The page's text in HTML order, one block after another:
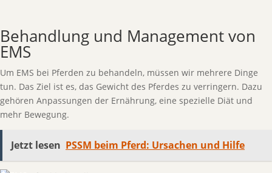
Behandlung und Management von
EMS
Um EMS bei Pferden zu behandeln, müssen wir mehrere Dinge
tun. Das Ziel ist es, das Gewicht des Pferdes zu verringern. Dazu
gehören Anpassungen der Ernährung, eine spezielle Diät und
mehr Bewegung.
Jetzt lesen PSSM beim Pferd: Ursachen und Hilfe